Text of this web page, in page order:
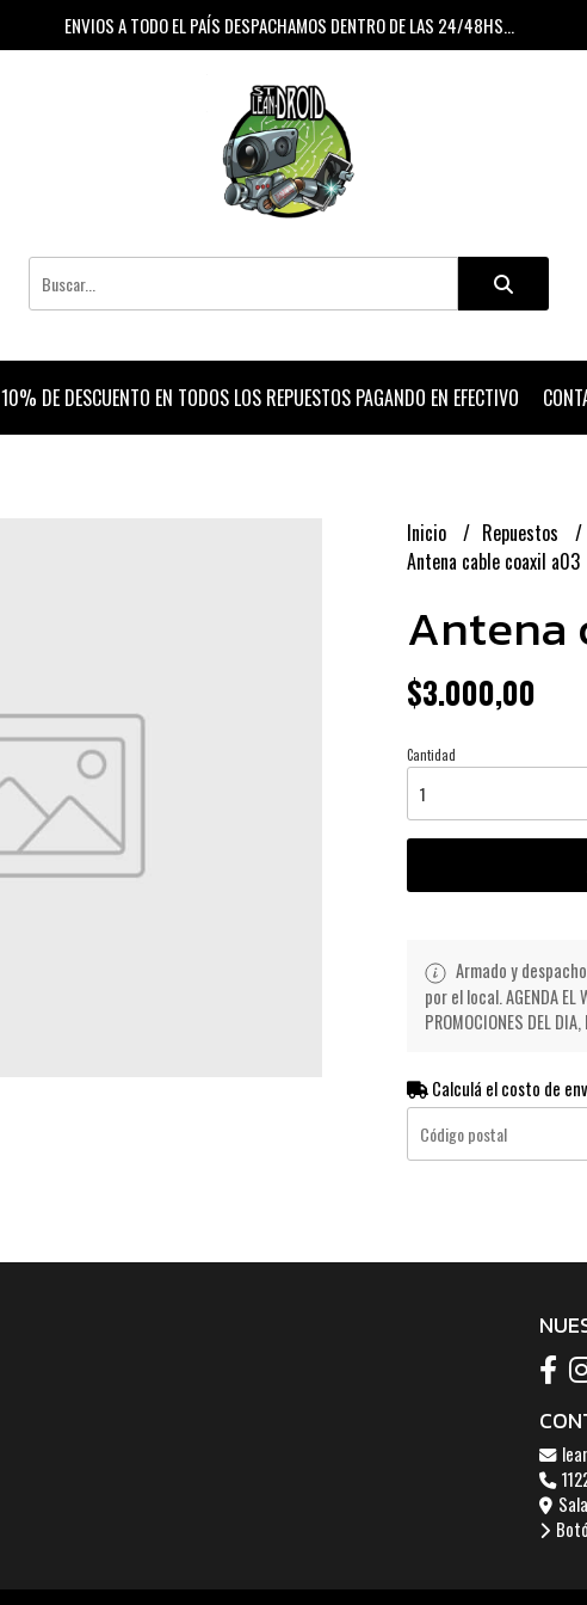
ENVIOS A TODO EL PAÍS DESPACHAMOS DENTRO DE LAS 24/48HS...
10% DE DESCUENTO EN TODOS LOS REPUESTOS PAGANDO EN EFECTIVO
Inicio Repuestos
Antena cable coaxil a03
Antena
$3.000,00
Cantidad
Armado y
por el local. AGENDA EL
PROMOCIONES DEL
Calculá el costo de